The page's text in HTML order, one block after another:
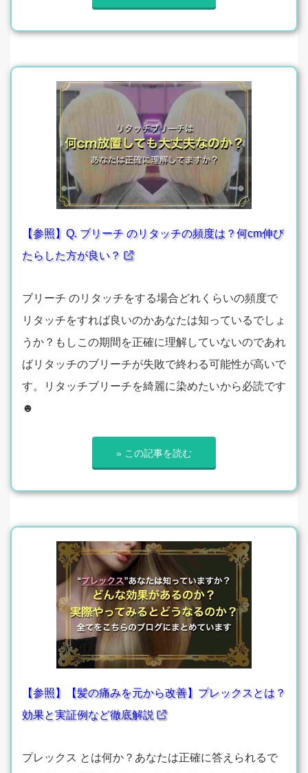
【参照】Q. ブリーチ のリタッチの頻度は？何cm伸び
たらした方が良い？
ブリーチ のリタッチをする場合どれくらいの頻度で
リタッチをすれば良いのかあなたは知っているでしょ
うか？もしこの期間を正確に理解していないのであれ
ばリタッチのブリーチが失敗で終わる可能性が高いで
す。リタッチブリーチを綺麗に染めたいから必読です
☻
» この記事を読む
【参照】【髪の痛みを元から改善】プレックスとは？
効果と実証例など徹底解説
プレックス とは何か？あなたは正確に答えられるで